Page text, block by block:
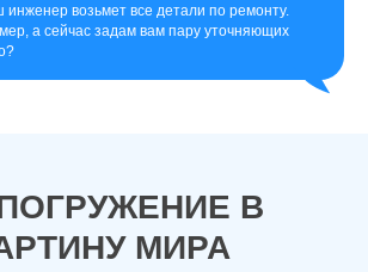
возьмет все детали по ремонту.
а сейчас задам вам пару уточняющих
В
МИРА